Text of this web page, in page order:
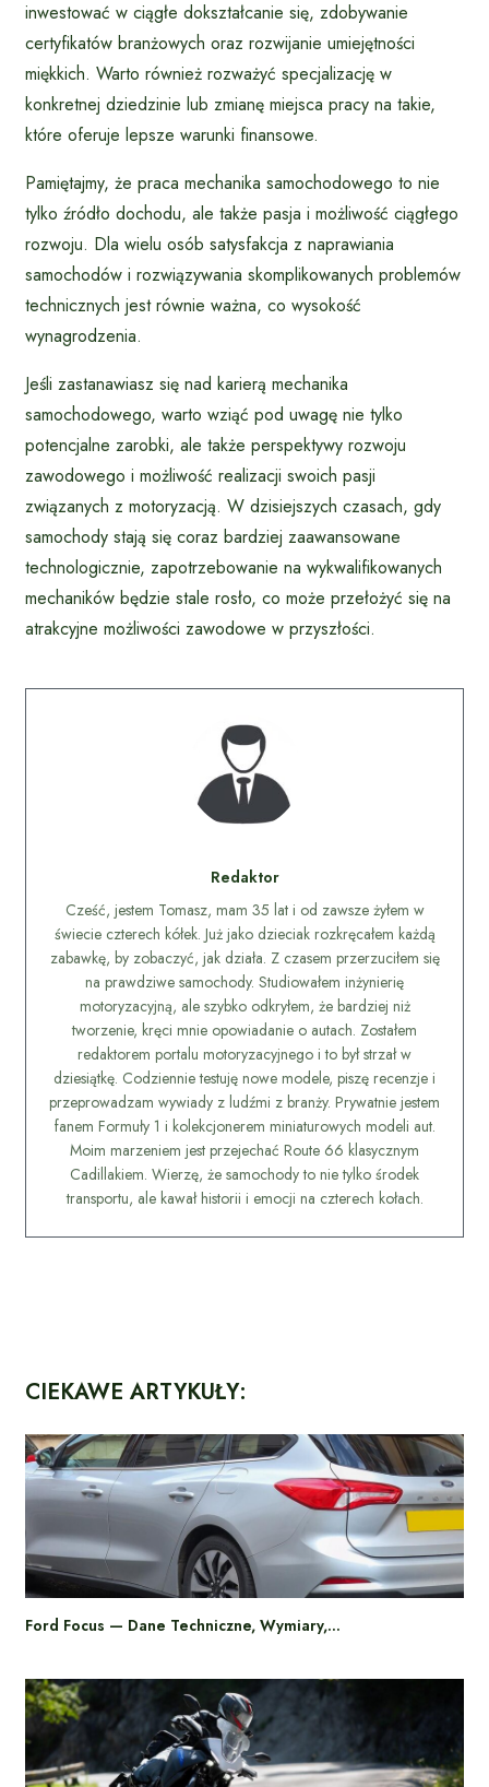
inwestować w ciągłe dokształcanie się, zdobywanie
certyfikatów branżowych oraz rozwijanie umiejętności
miękkich. Warto również rozważyć specjalizację w
konkretnej dziedzinie lub zmianę miejsca pracy na takie,
które oferuje lepsze warunki finansowe.
Pamiętajmy, że praca mechanika samochodowego to nie
tylko źródło dochodu, ale także pasja i możliwość ciągłego
rozwoju. Dla wielu osób satysfakcja z naprawiania
samochodów i rozwiązywania skomplikowanych problemów
technicznych jest równie ważna, co wysokość
wynagrodzenia.
Jeśli zastanawiasz się nad karierą mechanika
samochodowego, warto wziąć pod uwagę nie tylko
potencjalne zarobki, ale także perspektywy rozwoju
zawodowego i możliwość realizacji swoich pasji
związanych z motoryzacją. W dzisiejszych czasach, gdy
samochody stają się coraz bardziej zaawansowane
technologicznie, zapotrzebowanie na wykwalifikowanych
mechaników będzie stale rosło, co może przełożyć się na
atrakcyjne możliwości zawodowe w przyszłości.
Redaktor
Cześć, jestem Tomasz, mam 35 lat i od zawsze żyłem w
świecie czterech kółek. Już jako dzieciak rozkręcałem każdą
zabawkę, by zobaczyć, jak działa. Z czasem przerzuciłem się
na prawdziwe samochody. Studiowałem inżynierię
motoryzacyjną, ale szybko odkryłem, że bardziej niż
tworzenie, kręci mnie opowiadanie o autach. Zostałem
redaktorem portalu motoryzacyjnego i to był strzał w
dziesiątkę. Codziennie testuję nowe modele, piszę recenzje i
przeprowadzam wywiady z ludźmi z branży. Prywatnie jestem
fanem Formuły 1 i kolekcjonerem miniaturowych modeli aut.
Moim marzeniem jest przejechać Route 66 klasycznym
Cadillakiem. Wierzę, że samochody to nie tylko środek
transportu, ale kawał historii i emocji na czterech kołach.
CIEKAWE ARTYKUŁY:
Ford Focus — Dane Techniczne, Wymiary,…